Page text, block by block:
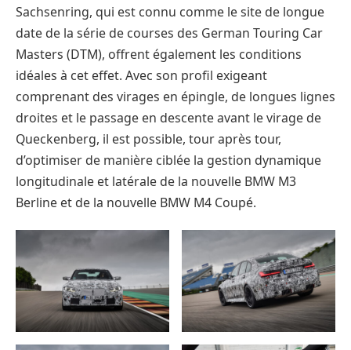
Sachsenring, qui est connu comme le site de longue
date de la série de courses des German Touring Car
Masters (DTM), offrent également les conditions
idéales à cet effet. Avec son profil exigeant
comprenant des virages en épingle, de longues lignes
droites et le passage en descente avant le virage de
Queckenberg, il est possible, tour après tour,
d’optimiser de manière ciblée la gestion dynamique
longitudinale et latérale de la nouvelle BMW M3
Berline et de la nouvelle BMW M4 Coupé.